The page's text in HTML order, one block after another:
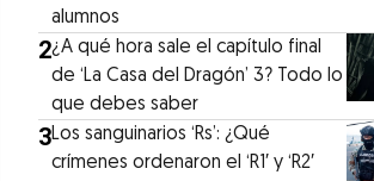
alumnos
2¿A qué hora sale el capítulo final
de ‘La Casa del Dragón’ 3? Todo lo
que debes saber
3Los sanguinarios ‘Rs’: ¿Qué
crímenes ordenaron el ‘R1′ y ‘R2′